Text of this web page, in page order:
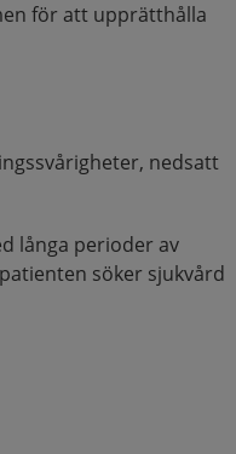
för att upprätthålla
nedsatt
långa perioder av
söker sjukvård